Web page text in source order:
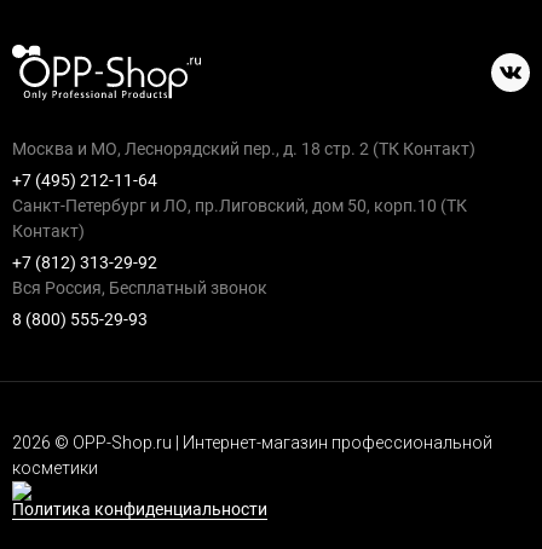
Москва и МО, Леснорядский пер., д. 18 стр. 2 (ТК Контакт)
+7 (495) 212-11-64
Санкт-Петербург и ЛО, пр.Лиговский, дом 50, корп.10 (ТК
Контакт)
+7 (812) 313-29-92
Вся Россия, Бесплатный звонок
8 (800) 555-29-93
2026 © OPP-Shop.ru | Интернет-магазин профессиональной
косметики
Политика конфиденциальности